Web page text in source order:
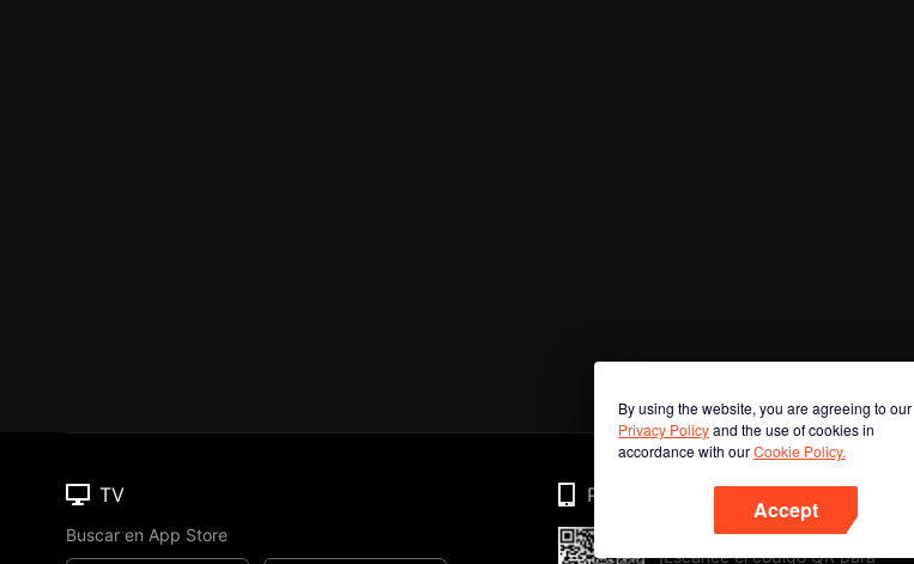
By using the website, you are agreeing to our
Privacy Policyand the use of cookies in
accordance with ourCookie Policy.
Accept
TV
Buscar en App Store
Phone
¡Escanee el código QR para